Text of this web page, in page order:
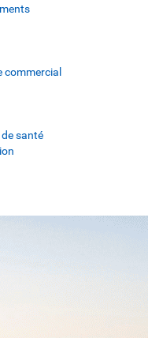
commercial
santé